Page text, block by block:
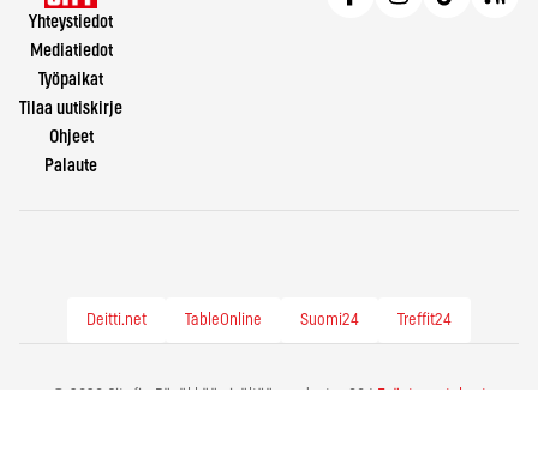
Yhteystiedot
Mediatiedot
Työpaikat
Tilaa uutiskirje
Ohjeet
Palaute
Deitti.net TableOnline Suomi24 Treffit24